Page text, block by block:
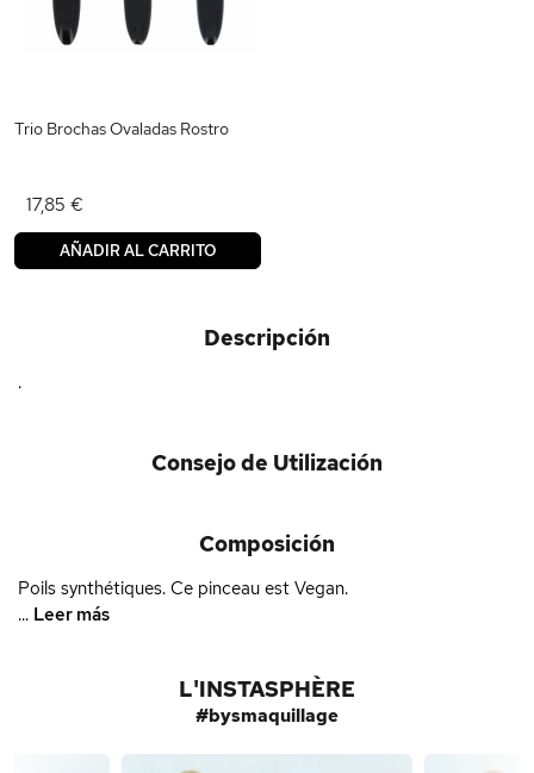
Trio Brochas Ovaladas Rostro
17,85 €
AÑADIR AL CARRITO
Descripción
.
Consejo de Utilización
Composición
Poils synthétiques. Ce pinceau est Vegan.
... Leer más
L'INSTASPHÈRE
#bysmaquillage